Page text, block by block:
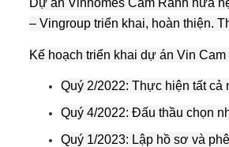
Dự án Vinhomes Cam Ranh hứa
– Vingroup triển khai, hoàn thiện.
Kế hoạch triển khai dự án Vin
Quý 2/2022: Thực hiện tất
Quý 4/2022: Đấu thầu chọn
Quý 1/2023: Lập hồ sơ và